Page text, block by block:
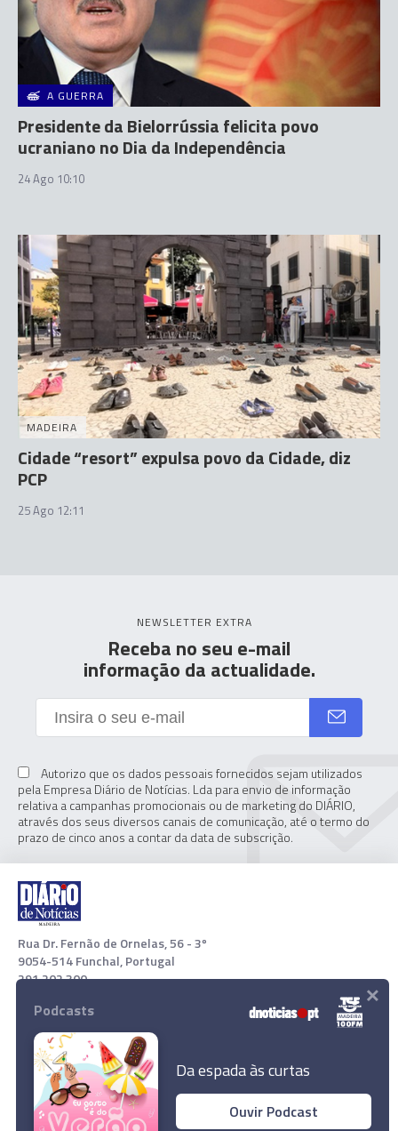
Papa Francisco deplora "loucura" da guerra e
A GUERRA
Presidente da Bielorrússia felicita povo
ucraniano no Dia da Independência
24 Ago 10:10
MADEIRA
Cidade “resort” expulsa povo da Cidade, diz
PCP
25 Ago 12:11
NEWSLETTER EXTRA
Receba no seu e-mail
informação da actualidade.
Autorizo que os dados pessoais fornecidos sejam utilizados
pela Empresa Diário de Notícias. Lda para envio de informação
relativa a campanhas promocionais ou de marketing do DIÁRIO,
através dos seus diversos canais de comunicação, até o termo do
prazo de cinco anos a contar da data de subscrição.
Rua Dr. Fernão de Ornelas, 56 - 3º
9054-514 Funchal, Portugal
291 202 300
Download App
Podcasts
Da espada às curtas
Ouvir Podcast
×